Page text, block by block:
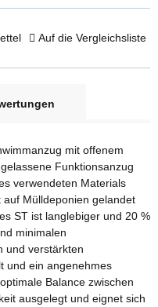
Auf die Vergleichsliste
mit offenem
Funktionsanzug
verwendeten Materials
Mülldeponien gelandet
ST ist langlebiger und 20 %
minimalen
und verstärkten
und ein angenehmes
Balance zwischen
ausgelegt und eignet sich